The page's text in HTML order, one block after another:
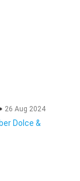
26 Aug 2024
Dolce &